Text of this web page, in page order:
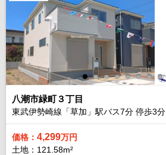
八潮市緑町３丁目
東武伊勢崎線「草加」駅バス7分 停歩3分
価格： 4,299万円
土地：121.58m²